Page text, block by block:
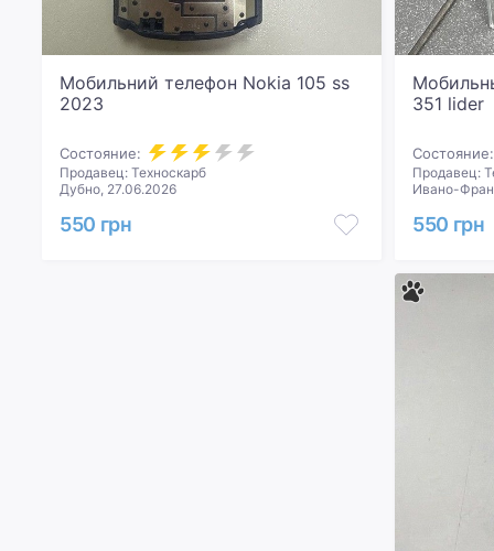
Мобильний телефон Nokia 105 ss
2023
Состояние:
Продавец: Техноскарб
Дубно, 27.06.2026
550 грн
351 lider
Состояние:
Продавец:
Ивано-
550 грн